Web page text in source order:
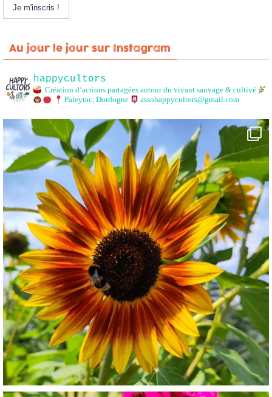
Au jour le jour sur Instagram
happycultors
Création d’actions partagées autour du vivant sauvage & cultivé
Paleyrac, Dordogne
assohappycultors@gmail.com